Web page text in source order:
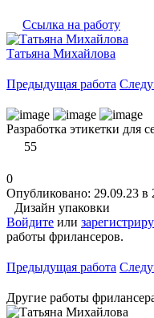
Ссылка на работу
Татьяна Михайлова
Предыдущая работа
Разработка этикетки для
55
0
Опубликовано: 29.09.23 в
Дизайн упаковки
Войдите или
работы фрилансеров.
Предыдущая работа
Другие работы